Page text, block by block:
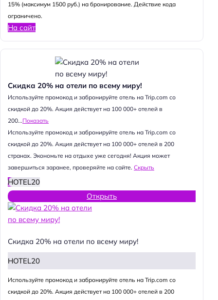
15% (максимум 1500 руб.) на бронирование. Действие кода
ограничено.
На сайт
Скидка 20% на отели по всему миру!
Используйте промокод и забронируйте отель на Trip.com со
скидкой до 20%. Акция действует на 100 000+ отелей в
200...Показать
Используйте промокод и забронируйте отель на Trip.com со
скидкой до 20%. Акция действует на 100 000+ отелей в 200
странах. Экономьте на отдыхе уже сегодня! Акция может
завершиться заранее, проверяйте на сайте. Скрыть
HOTEL20
Открыть
Скидка 20% на отели по всему миру!
HOTEL20
Используйте промокод и забронируйте отель на Trip.com со
скидкой до 20%. Акция действует на 100 000+ отелей в 200